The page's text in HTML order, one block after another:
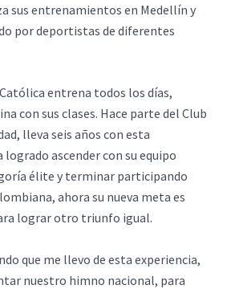
sus entrenamientos en Medellín y
por deportistas de diferentes
entrena todos los días,
con sus clases. Hace parte del Club
lleva seis años con esta
ascender con su equipo
élite y terminar participando
ahora su nueva meta es
lograr otro triunfo igual.
que me llevo de esta experiencia,
nuestro himno nacional, para